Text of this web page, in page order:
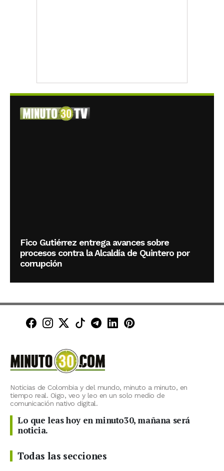
Fico Gutiérrez entrega avances sobre
procesos contra la Alcaldía de Quintero por
corrupción
Minuto30 en Facebook
Minuto30 en Instagram
Minuto30 en X (Twitter)
Minuto30 en TikTok
Canal de Minuto30 en
Minuto30 en LinkedIn
Minuto30 en
Noticias de Colombia y del mundo, minuto a minuto, en
tiempo real. Oigo, veo y leo en un solo medio de
comunicación nativo digital.
Lo que leas hoy en minuto30, mañana será
noticia.
Todas las secciones